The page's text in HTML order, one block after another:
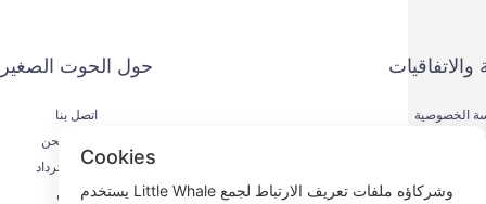
حول الحوت الصغير
اتصل بنا
عملية الشحن
عملية الاسترداد
من نحن
والاتفاقيات
الخصوصية
الدفع
KYC
Cookies
يستخدم Little Whale وشركاؤه ملفات تعريف الارتباط لجمع